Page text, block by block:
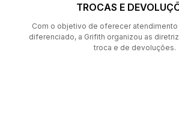
TROCAS E
Com o objetivo de oferecer
diferenciado, a Grifith organizou as
troca e de devoluções.